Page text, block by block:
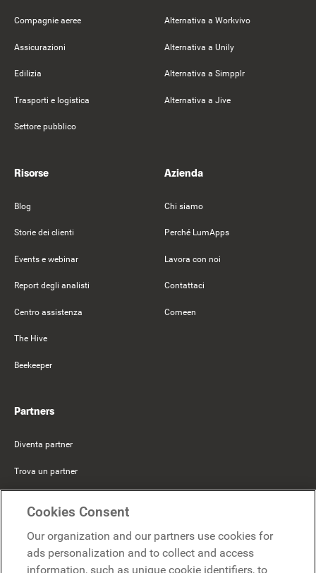
Compagnie aeree
Assicurazioni
Edilizia
Trasporti e logistica
Settore pubblico
Alternativa a Workvivo
Alternativa a Unily
Alternativa a Simpplr
Alternativa a Jive
Risorse
Blog
Storie dei clienti
Events e webinar
Report degli analisti
Centro assistenza
The Hive
Beekeeper
Azienda
Chi siamo
Perché LumApps
Lavora con noi
Contattaci
Comeen
Partners
Diventa partner
Trova un partner
Microsoft
Cookies Consent
Our organization and our partners use cookies for
ads personalization and to collect and access
information, such as unique cookie identifiers, to